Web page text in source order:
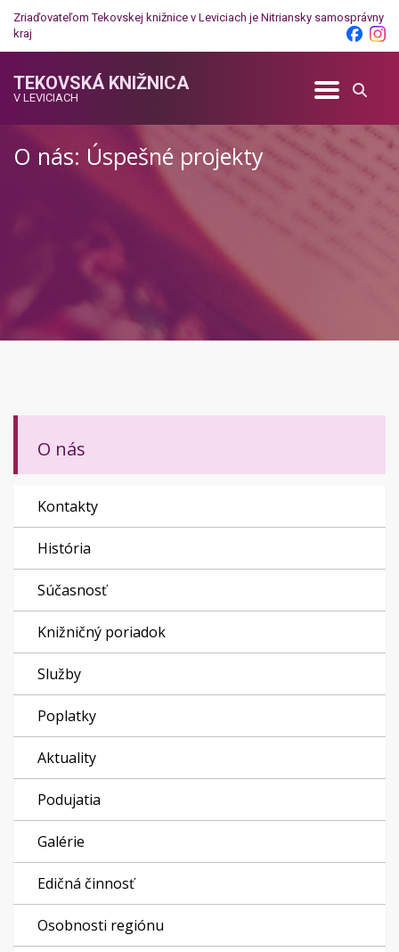
Zriaďovateľom Tekovskej knižnice v Leviciach je Nitriansky samosprávny
kraj
TEKOVSKÁ KNIŽNICA
V LEVICIACH
O nás: Úspešné projekty
O nás
Kontakty
História
Súčasnosť
Knižničný poriadok
Služby
Poplatky
Aktuality
Podujatia
Galérie
Edičná činnosť
Osobnosti regiónu